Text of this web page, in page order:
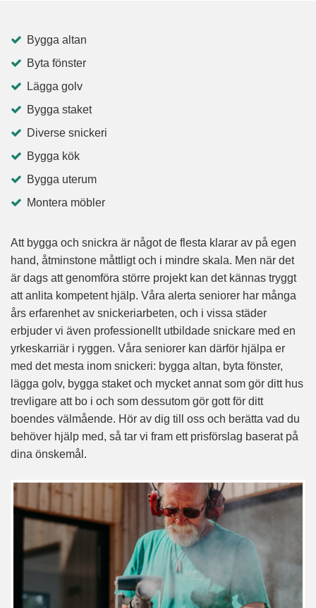
Bygga altan
Byta fönster
Lägga golv
Bygga staket
Diverse snickeri
Bygga kök
Bygga uterum
Montera möbler
Att bygga och snickra är något de flesta klarar av på egen
hand, åtminstone måttligt och i mindre skala. Men när det
är dags att genomföra större projekt kan det kännas tryggt
att anlita kompetent hjälp. Våra alerta seniorer har många
års erfarenhet av snickeriarbeten, och i vissa städer
erbjuder vi även professionellt utbildade snickare med en
yrkeskarriär i ryggen. Våra seniorer kan därför hjälpa er
med det mesta inom snickeri: bygga altan, byta fönster,
lägga golv, bygga staket och mycket annat som gör ditt hus
trevligare att bo i och som dessutom gör gott för ditt
boendes välmående. Hör av dig till oss och berätta vad du
behöver hjälp med, så tar vi fram ett prisförslag baserat på
dina önskemål.